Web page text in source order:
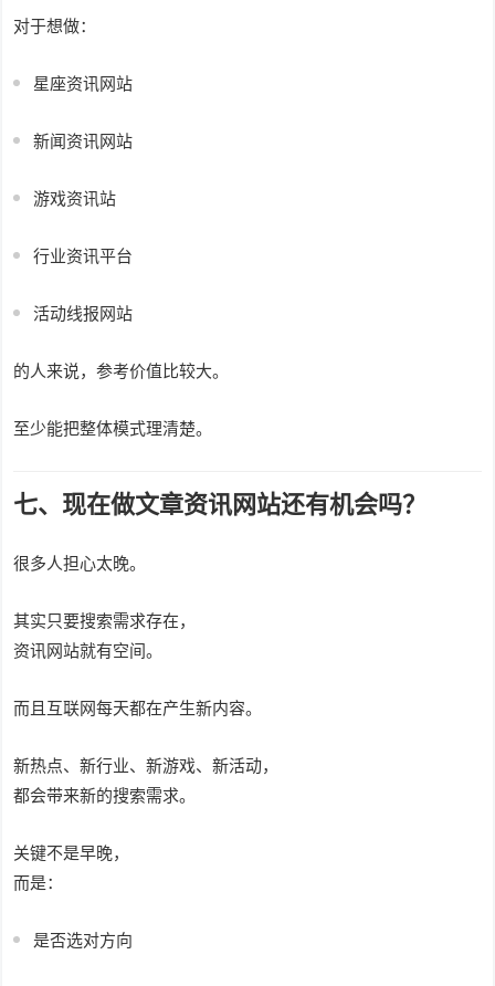
对于想做：
星座资讯网站
新闻资讯网站
游戏资讯站
行业资讯平台
活动线报网站
的人来说，参考价值比较大。
至少能把整体模式理清楚。
七、现在做文章资讯网站还有机会吗？
很多人担心太晚。
其实只要搜索需求存在，
资讯网站就有空间。
而且互联网每天都在产生新内容。
新热点、新行业、新游戏、新活动，
都会带来新的搜索需求。
关键不是早晚，
而是：
是否选对方向